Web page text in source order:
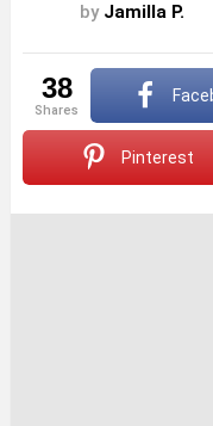
by Jamilla P.
38
shares
Pinterest